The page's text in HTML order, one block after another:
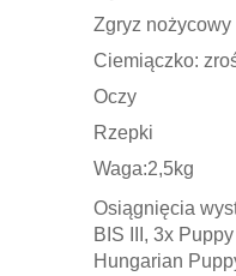
Zgryz nożycowy
Ciemiączko:
Oczy
Rzepki
Waga:2,5kg
Osiągnięcia
BIS III, 3x
Hungarian